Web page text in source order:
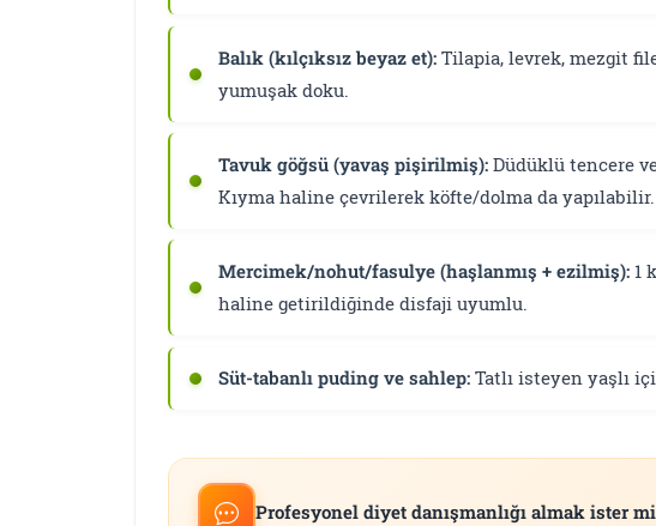
Balık (kılçıksız beyaz et): Tilapia, levrek, mezgit
yumuşak doku.
Tavuk göğsü (yavaş pişirilmiş): Düdüklü tencere
Kıyma haline çevrilerek köfte/dolma da yapılabilir.
Mercimek/nohut/fasulye (haşlanmış + ezilmiş): 1
haline getirildiğinde disfaji uyumlu.
Süt-tabanlı puding ve sahlep: Tatlı isteyen yaşlı
Profesyonel diyet danışmanlığı almak ister